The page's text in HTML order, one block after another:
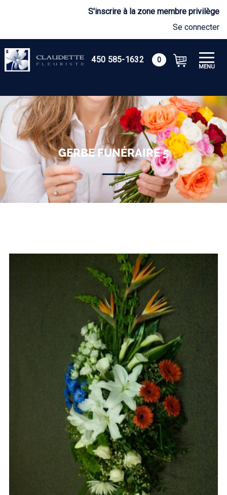
S'inscrire à la zone membre privilège
Se connecter
450 585-1632 0
GERBE FUNÉRAIRE 5
MENU